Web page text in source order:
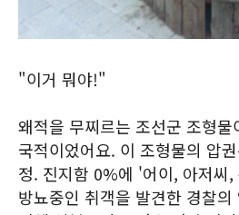
"이거 뭐야!"
왜적을 무찌르는 조선군 조형
국적이었어요. 이 조형물의 압
정. 진지함 0%에 '어이, 아저씨
방뇨중인 취객을 발견한 경찰